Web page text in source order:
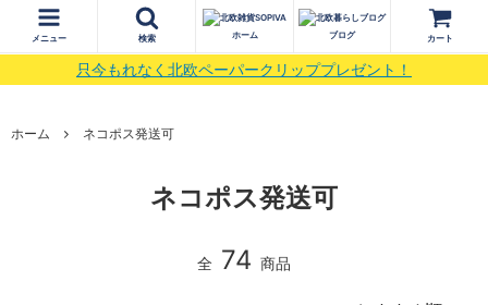
只今もれなく北欧ペーパークリッププレゼント！
メニュー 検索 ホーム ブログ カート
ホーム ネコポス発送可
ネコポス発送可
全 74 商品